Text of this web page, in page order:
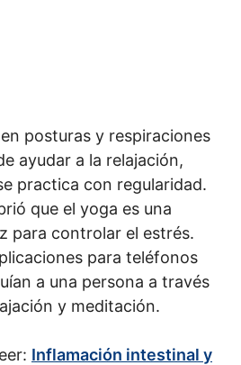
posturas y respiraciones
ayudar a la relajación,
practica con regularidad.
que el yoga es una
para controlar el estrés.
para teléfonos
a una persona a través
y meditación.
Inflamación intestinal y